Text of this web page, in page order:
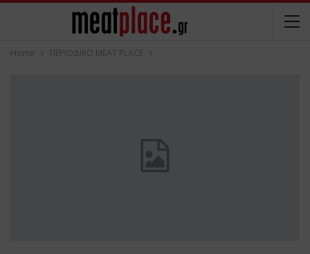
Home ΠΕΡΙΟΔΙΚΟ ΜΕΑΤ PLACE